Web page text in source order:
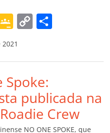
m
G
o
o
gl
e
Cl
a
C
y
Li
n
k
p
til
h
Spoke:
publicada na
Crew
NO ONE SPOKE, que